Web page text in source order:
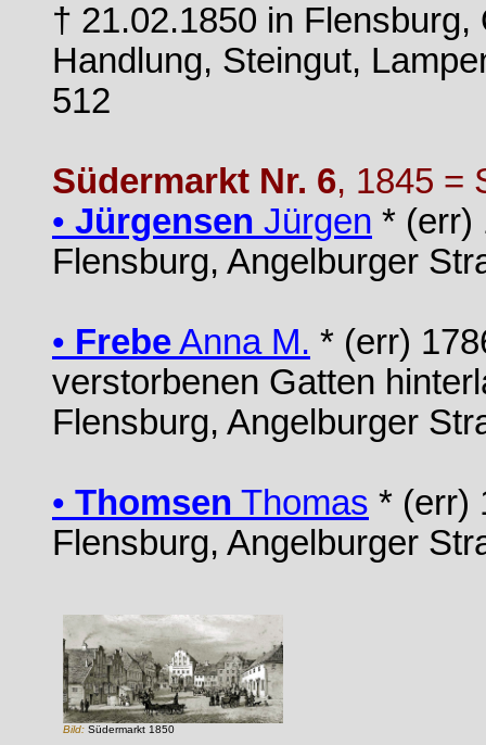
† 21.02.1850 in
Handlung, Steingut,
512
Südermarkt Nr. 6, 1845 =
• Jürgensen Jürgen * (err)
Flensburg, Angelburger
• FrebeAnna M. * (err)
verstorbenen Gatten
Flensburg, Angelburger
• Thomsen Thomas * (err)
Flensburg, Angelburger
Bild: Südermarkt 1850